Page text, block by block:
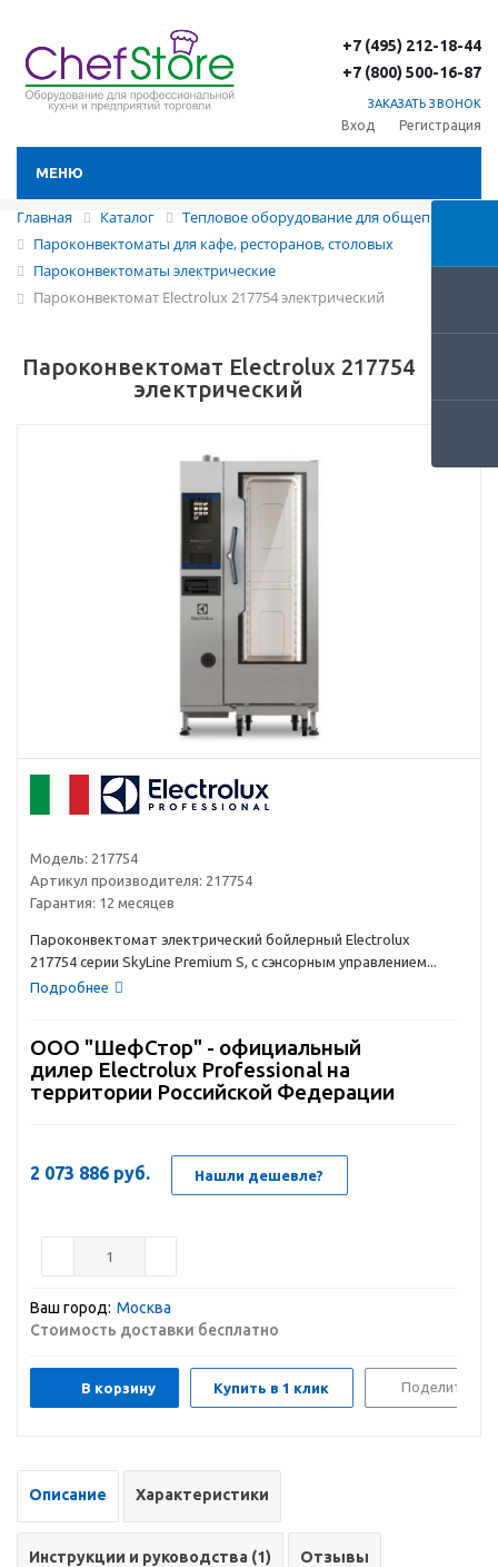
+7 (495) 212-18-44
+7 (800) 500-16-87
ЗАКАЗАТЬ ЗВОНОК
Вход Регистрация
МЕНЮ
Главная Каталог
Тепловое оборудование для общепита
Пароконвектоматы для кафе, ресторанов, столовых
Пароконвектоматы электрические
Пароконвектомат Electrolux 217754 электрический
Пароконвектомат Electrolux 217754
электрический
Модель: 217754
Артикул производителя: 217754
Гарантия: 12 месяцев
Пароконвектомат электрический бойлерный Electrolux
217754 серии SkyLine Premium S, с сэнсорным управлением...
Подробнее
ООО "ШефСтор" - официальный
дилер Electrolux Professional на
территории Российской Федерации
2 073 886 руб. Нашли дешевле?
Ваш город: Москва
Стоимость доставки бесплатно
В корзину Купить в 1 клик Поделиться
Описание Характеристики
Инструкции и руководства (1) Отзывы